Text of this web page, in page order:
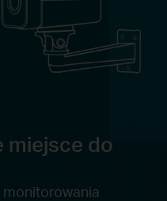
miejsce do
monitorowania